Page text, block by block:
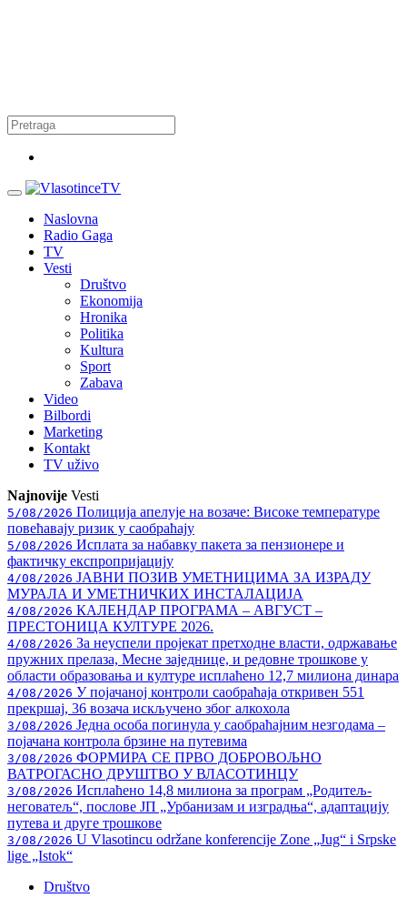
Naslovna
Radio Gaga
TV
Vesti
Društvo
Ekonomija
Hronika
Politika
Kultura
Sport
Zabava
Video
Bilbordi
Marketing
Kontakt
TV uživo
Najnovije Vesti
5/08/2026 Полиција апелује на возаче: Високе температуре
повећавају ризик у саобраћају
5/08/2026 Исплата за набавку пакета за пензионере и
фактичку експропријацију
4/08/2026 ЈАВНИ ПОЗИВ УМЕТНИЦИМА ЗА ИЗРАДУ
МУРАЛА И УМЕТНИЧКИХ ИНСТАЛАЦИЈА
4/08/2026 КАЛЕНДАР ПРОГРАМА – АВГУСТ –
ПРЕСТОНИЦА КУЛТУРЕ 2026.
4/08/2026 За неуспели пројекат претходне власти, одржавање
пружних прелаза, Месне заједнице, и редовне трошкове у
области образовања и културе исплаћено 12,7 милиона динара
4/08/2026 У појачаној контроли саобраћаја откривен 551
прекршај, 36 возача искључено због алкохола
3/08/2026 Једна особа погинула у саобраћајним незгодама –
појачана контрола брзине на путевима
3/08/2026 ФОРМИРА СЕ ПРВО ДОБРОВОЉНО
ВАТРОГАСНО ДРУШТВО У ВЛАСОТИНЦУ
3/08/2026 Исплаћено 14,8 милиона за програм „Родитељ-
неговатељ“, послове ЈП „Урбанизам и изградња“, адаптацију
путева и друге трошкове
3/08/2026 U Vlasotincu održane konferencije Zone „Jug“ i Srpske
lige „Istok“
Društvo